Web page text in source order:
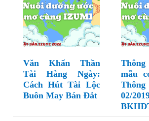
Văn Khấn Thần
Tài Hàng Ngày:
Cách Hút Tài Lộc
Buôn May Bán Đắt
mẫu
02/